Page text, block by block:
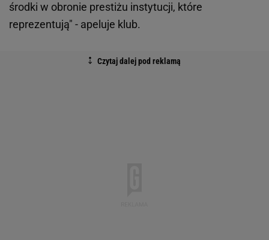
środki w obronie prestiżu instytucji, które
reprezentują" - apeluje klub.